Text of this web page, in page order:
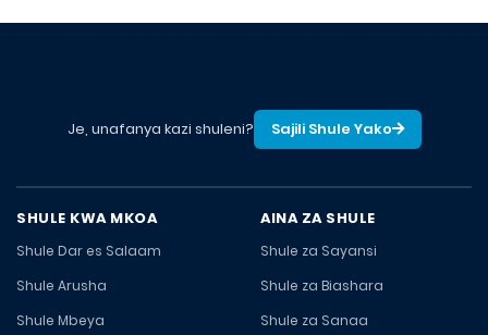
Je, unafanya kazi shuleni? Sajili Shule Yako
SHULE KWA MKOA
Shule Dar es Salaam
Shule Arusha
Shule Mbeya
AINA ZA SHULE
Shule za Sayansi
Shule za Biashara
Shule za Sanaa